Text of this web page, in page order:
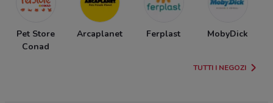
Pet Store
Conad
Arcaplanet Ferplast MobyDick
TUTTI I NEGOZI